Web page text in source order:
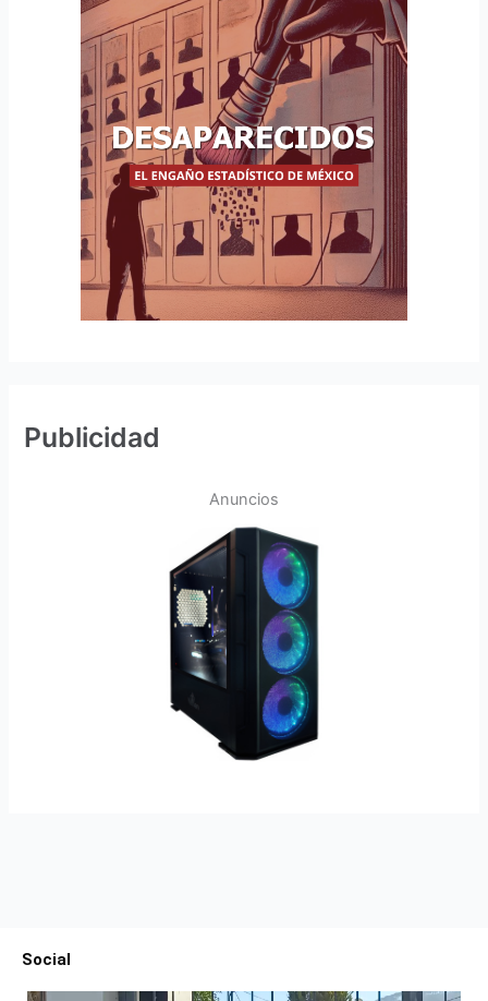
Publicidad
Anuncios
Social